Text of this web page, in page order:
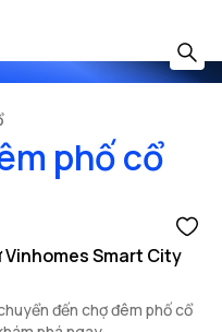
phố cổ
Smart City
đến chợ đêm phố cổ